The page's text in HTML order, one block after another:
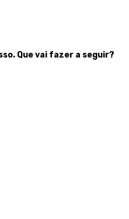
Que vai fazer a seguir?